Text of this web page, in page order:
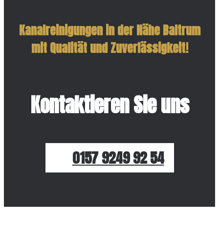
Kanalreinigungen in der Nähe Baltrum
mit Qualität und Zuverlässigkeit!
Kontaktieren Sie uns
0157 9249 92 54